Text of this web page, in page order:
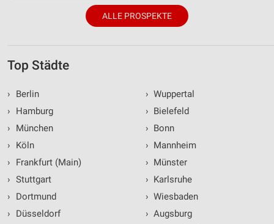
ALLE PROSPEKTE
Top Städte
›
Berlin
›
Hamburg
›
München
›
Köln
›
Frankfurt (Main)
› Stuttgart
›
Dortmund
›
Düsseldorf
› Wuppertal
› Bielefeld
› Bonn
› Mannheim
› Münster
› Karlsruhe
› Wiesbaden
› Augsburg